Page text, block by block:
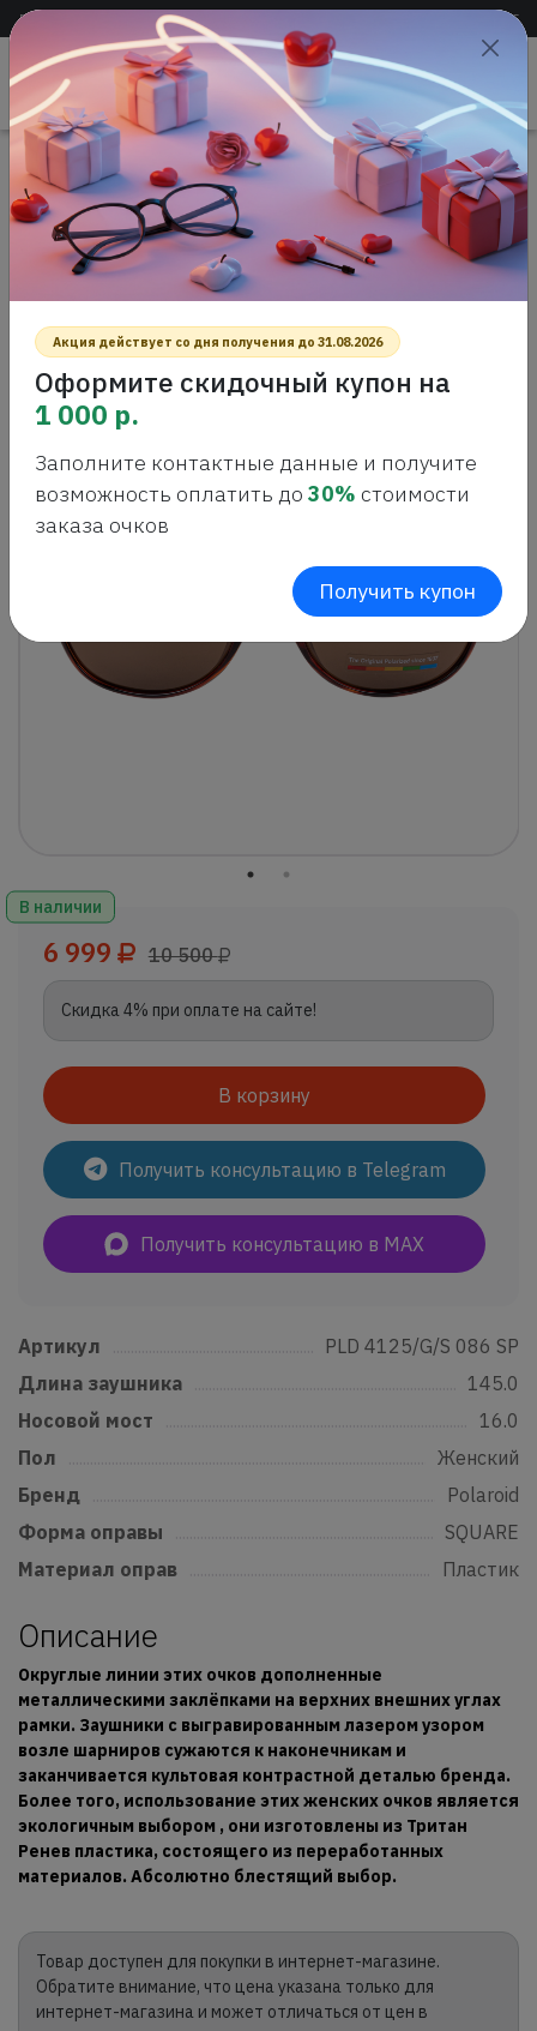
Доставка по всей России +7 (383) 288-54-55
САЛОН ОПТИКИ
Проверить
зрение
Главная
Интернет-магазин оптики
Солнцезащитные очки
Polaroid PLD 4125/G/S 086 SP Солнцезащитные очки
POLAROID PLD 4125/G/S 086 SP
СОЛНЦЕЗАЩИТНЫЕ ОЧКИ
В наличии
6 999 10 500
Скидка 4% при оплате на сайте!
В корзину
Получить консультацию в Telegram
Получить консультацию в MAX
Артикул
PLD 4125/G/S 086 SP
Длина заушника
145.0
Носовой мост
16.0
Пол
Женский
Бренд
Polaroid
Форма оправы
SQUARE
Материал оправ
Пластик
Описание
Округлые линии этих очков дополненные
металлическими заклёпками на верхних внешних углах
рамки. Заушники с выгравированным лазером узором
возле шарниров сужаются к наконечникам и
заканчивается культовая контрастной деталью бренда.
Более того, использование этих женских очков является
экологичным выбором , они изготовлены из Тритан
Ренев пластика, состоящего из переработанных
материалов. Абсолютно блестящий выбор.
Товар доступен для покупки в интернет-магазине.
Обратите внимание, что цена указана только для
интернет-магазина и может отличаться от цен в
Акция действует со дня получения до 31.08.2026
Оформите скидочный купон на
1 000 р.
Заполните контактные данные и получите
возможность оплатить до 30% стоимости
заказа очков
Получить купон